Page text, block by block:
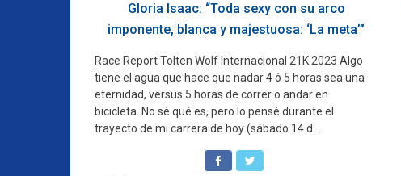
Gloria Isaac: “Toda sexy con su arco
imponente, blanca y majestuosa: ‘La meta’”
Race Report Tolten Wolf Internacional 21K 2023 Algo
tiene el agua que hace que nadar 4 ó 5 horas sea una
eternidad, versus 5 horas de correr o andar en
bicicleta. No sé qué es, pero lo pensé durante el
trayecto de mi carrera de hoy (sábado 14 d...